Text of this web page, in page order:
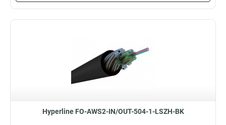
Hyperline FO-AWS2-IN/OUT-504-1-LSZH-BK